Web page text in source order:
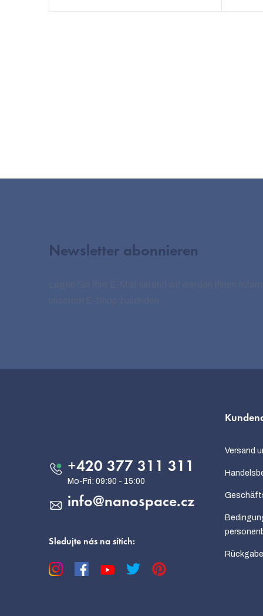
Newsletter abonnieren
info@nanospace.cz
+420 377 311 311
Sledujte nás na sítích:
Versand